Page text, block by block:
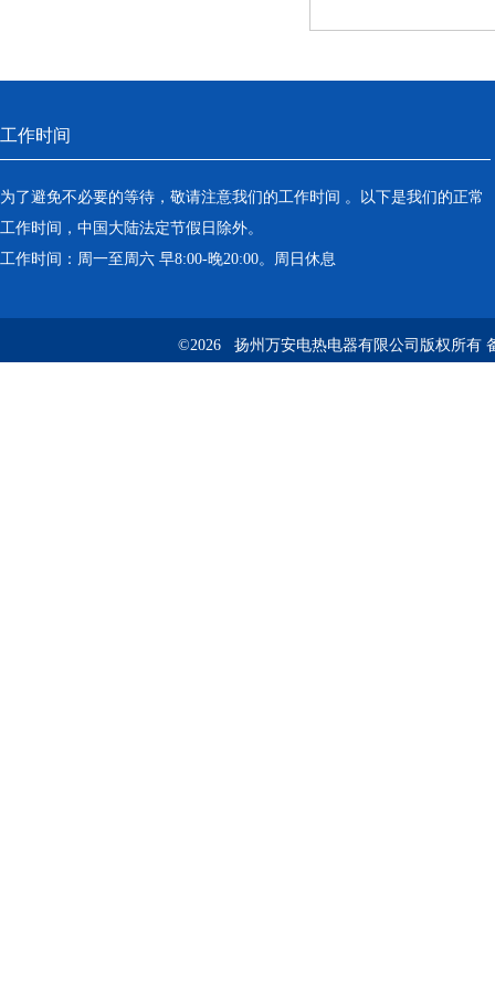
工作时间
为了避免不必要的等待，敬请注意我们的工作时间 。以下是我们的正常
工作时间，中国大陆法定节假日除外。
工作时间：周一至周六 早8:00-晚20:00。周日休息
©2026 扬州万安电热电器有限公司版权所有